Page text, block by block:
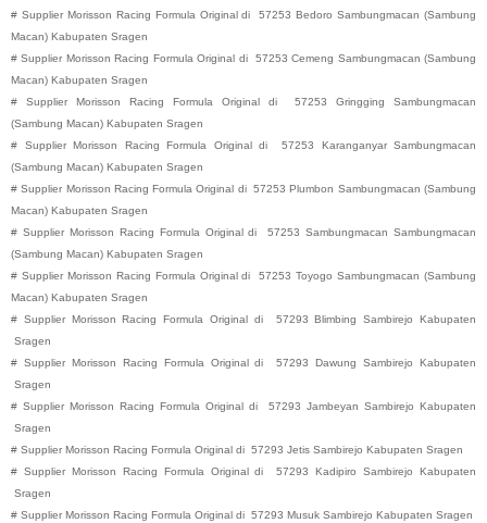
# Supplier Morisson Racing Formula Original di 57253 Bedoro Sambungmacan (Sambung
Macan) Kabupaten Sragen
# Supplier Morisson Racing Formula Original di 57253 Cemeng Sambungmacan (Sambung
Macan) Kabupaten Sragen
#
Supplier Morisson Racing Formula Original di 57253 Gringging
Sambungmacan
(Sambung Macan) Kabupaten Sragen
#
Supplier Morisson Racing Formula Original di 57253 Karanganyar Sambungmacan
(Sambung Macan) Kabupaten Sragen
# Supplier Morisson Racing Formula Original di 57253 Plumbon Sambungmacan (Sambung
Macan) Kabupaten Sragen
# Supplier Morisson Racing Formula Original di 57253 Sambungmacan Sambungmacan
(Sambung Macan) Kabupaten Sragen
# Supplier Morisson Racing Formula Original di 57253 Toyogo Sambungmacan (Sambung
Macan) Kabupaten Sragen
# Supplier Morisson Racing Formula Original di 57293 Blimbing Sambirejo
Kabupaten
Sragen
# Supplier Morisson Racing Formula Original di 57293 Dawung Sambirejo
Kabupaten
Sragen
# Supplier Morisson Racing Formula Original di 57293 Jambeyan Sambirejo
Kabupaten
Sragen
# Supplier Morisson Racing Formula Original di 57293 Jetis Sambirejo Kabupaten Sragen
# Supplier Morisson Racing Formula Original di 57293 Kadipiro Sambirejo
Kabupaten
Sragen
# Supplier Morisson Racing Formula Original di 57293 Musuk Sambirejo Kabupaten Sragen